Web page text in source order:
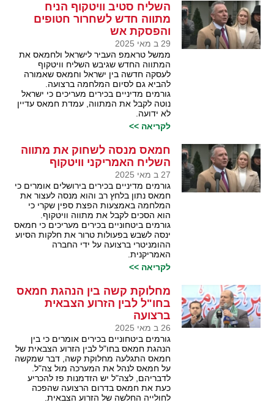
השליח סטיב וויטקוף הניח
מתווה חדש לשחרור חטופים
והפסקת אש
29 ב מאי 2025
ממשל טראמפ העביר לישראל ולחמאס את
המתווה החדש שגיבש השליח וויטקוף
לעסקה חדשה בין ישראל וחמאס שאמורה
להביא גם לסיום המלחמה ברצועה.
גורמים מדיניים בכירים מעריכים כי ישראל
נוטה לקבל את המתווה, עמדת חמאס עדיין
לא ידועה.
לקריאה >>
חמאס מנסה לשחוק את מתווה
השליח האמריקני וויטקוף
27 ב מאי 2025
גורמים מדיניים בכירים בירושלים אומרים כי
חמאס נתון בלחץ רב והוא מנסה לעצור את
המלחמה באמצעות הפצת ספין שקרי כי
הוא הסכים לקבל את מתווה וויטקוף.
גורמים ביטחוניים בכירים מעריכים כי חמאס
ינסה לשבש בפעולות טרור את חלקות הסיוע
ההומניטרי ברצועה על ידי החברה
האמריקנית.
לקריאה >>
מחלוקת קשה בין הנהגת חמאס
בחו"ל לבין הזרוע הצבאית
ברצועה
26 ב מאי 2025
גורמים ביטחוניים בכירים אומרים כי בין
הנהגת חמאס בחו"ל לבין הזרוע הצבאית של
חמאס התגלעה מחלוקת קשה, דבר שמקשה
על חמאס לנהל את המערכה מול צה"ל.
לדבריהם, לצה"ל יש הזדמנות פז להכריע
כעת את חמאס בדרום הרצועה שהפכה
לחולייה החלשה של הזרוע הצבאית.